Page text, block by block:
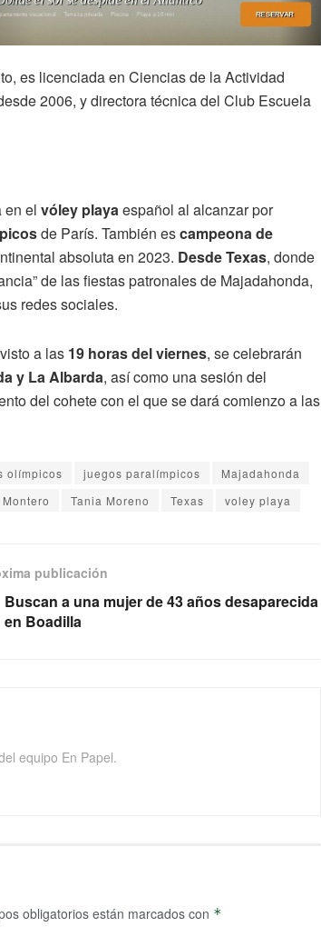
es licenciada en Ciencias de la Actividad
2006, y directora técnica del Club Escuela
en el vóley playaespañol al alcanzar por
de París. También escampeona de
absoluta en 2023. Desde Texas, donde
de las fiestas patronales de Majadahonda,
redes sociales.
a las 19 horas del viernes, se celebrarán
y La Albarda, así como una sesión del
del cohete con el que se dará comienzo a las
olímpicos juegos paralímpicos
Majadahonda
Tania Moreno Texas voley playa
publicación
Buscan a una mujer de 43 años desaparecida
en Boadilla
equipo En Papel.
obligatorios están marcados con *